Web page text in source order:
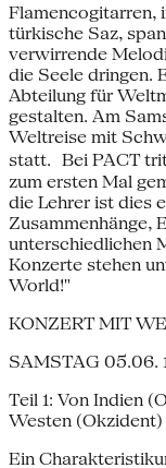
Flamencogitarren,
türkische Saz,
verwirrende
die Seele dringen.
Abteilung für
gestalten. Am
Weltreise mit
statt. Bei PACT
zum ersten Mal
die Lehrer ist dies
Zusammenhänge,
unterschiedlichen
Konzerte stehen
World!"
KONZERT MIT
SAMSTAG 05.06.
Teil 1: Von Indien
Westen
Ein